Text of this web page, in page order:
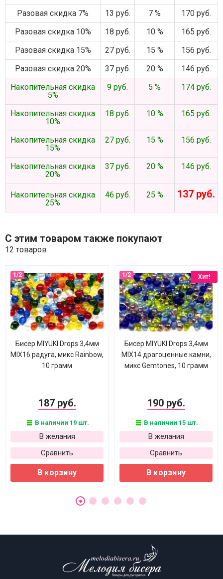
Разовая скидка 7%
13 руб. 7 %
170 руб.
Разовая скидка 10%
18 руб. 10 %
165 руб.
Разовая скидка 15%
27 руб. 15 %
156 руб.
Разовая скидка 20%
37 руб. 20 %
146 руб.
Накопительная скидка
5%
9 руб. 5 % 174 руб.
Накопительная скидка
10%
18 руб. 10 % 165 руб.
Накопительная скидка
15%
27 руб. 15 % 156 руб.
Накопительная скидка
20%
37 руб. 20 % 146 руб.
Накопительная скидка
25%
46 руб. 25 % 137 руб.
С этим товаром также покупают
12 товаров
Бисер MIYUKI Drops 3,4мм
MIX16 радуга, микс Rainbow,
10 грамм
187 руб.
В наличии 19 шт.
В желания
Сравнить
В корзину
Хит!
Бисер MIYUKI Drops 3,4мм
MIX14 драгоценные камни,
микс Gemtones, 10 грамм
190 руб.
В наличии 15 шт.
В желания
Сравнить
В корзину